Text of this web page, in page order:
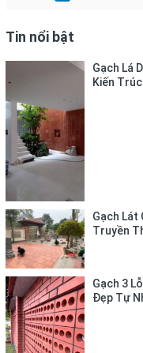
Tin nổi bật
Gạch Lá
Kiến
Gạch Lát
Truyền
Gạch 3
Đẹp Tự